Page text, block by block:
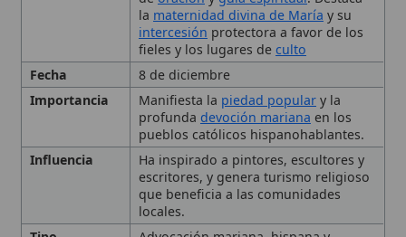
Manifiesta lapiedad popular y la
profundadevoción marianaen los
pueblos católicos hispanohablantes.
Influencia Ha inspirado a pintores, escultores y
escritores, y genera turismo religioso
que beneficia a las comunidades
locales.
Advocación mariana, hispana y
latinoamericana, capilla
Novenas, rezos delRosario, misas
solemnes, procesiones nocturnas y
coronación de la imagen.